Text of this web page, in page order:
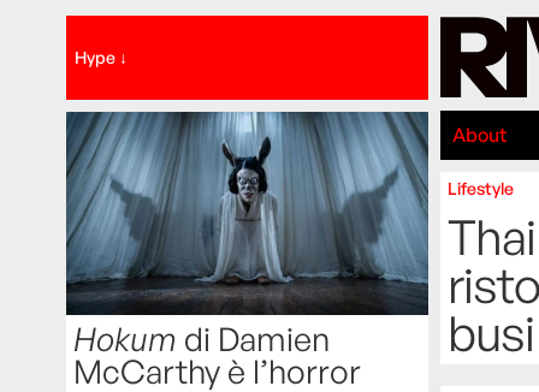
Hype ↓
Hokum di Damien
McCarthy è l’horror
About
Lifestyle